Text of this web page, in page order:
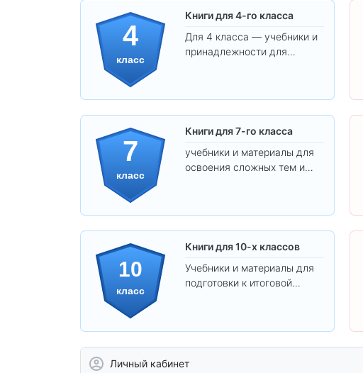
4
класс
Книги для 4-го класса
Для 4 класса — учебники и
принадлежности для
7
класс
Книги для 7-го класса
учебники и материалы для
освоения сложных тем и
10
класс
Книги для 10-х классов
Учебники и материалы для
подготовки к итоговой
Личный кабинет